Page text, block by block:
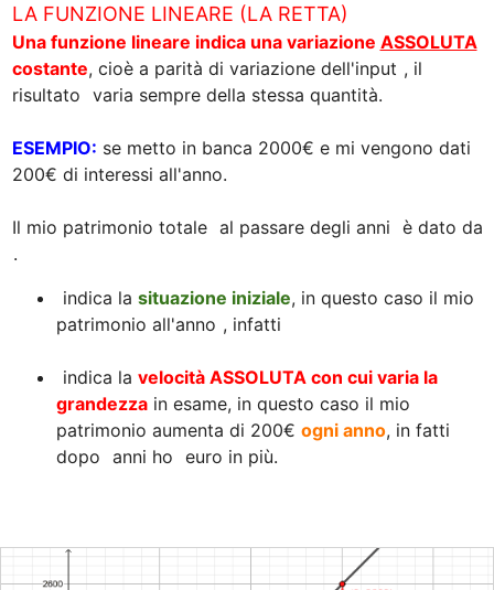
LA FUNZIONE LINEARE (LA RETTA)
Una funzione lineare indica una variazione ASSOLUTA
costante, cioè a parità di variazione dell'input , il
risultato varia sempre della stessa quantità.
ESEMPIO: se metto in banca 2000€ e mi vengono dati
200€ di interessi all'anno.
Il mio patrimonio totale al passare degli anni
indica la situazione iniziale, in questo caso il mio
patrimonio all'anno , infatti
indica la velocità ASSOLUTA con cui varia la
grandezza in esame, in questo caso il mio
patrimonio aumenta di 200€ ogni anno, in fatti
dopo anni ho euro in più.